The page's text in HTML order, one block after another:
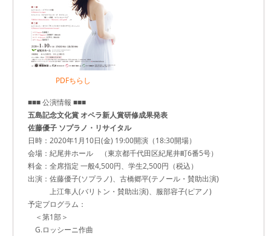
PDFちらし
■■■ 公演情報 ■■■
五島記念文化賞 オペラ新人賞研修成果発表
佐藤優子 ソプラノ・リサイタル
日時：2020年1月10日(金) 19:00開演（18:30開場）
会場：紀尾井ホール （東京都千代田区紀尾井町6番5号）
料金：全席指定 一般4,500円、学生2,500円（税込）
出演：佐藤優子(ソプラノ)、古橋郷平(テノール・賛助出演)
上江隼人(バリトン・賛助出演)、服部容子(ピアノ)
予定プログラム：
＜第1部＞
G.ロッシーニ作曲